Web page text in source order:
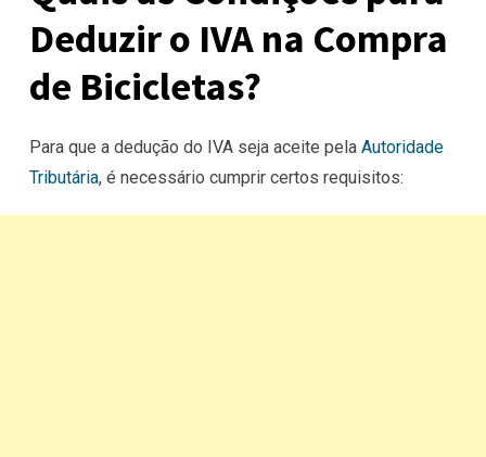
Deduzir o IVA na Compra
de Bicicletas?
Para que a dedução do IVA seja aceite pela Autoridade
Tributária, é necessário cumprir certos requisitos: